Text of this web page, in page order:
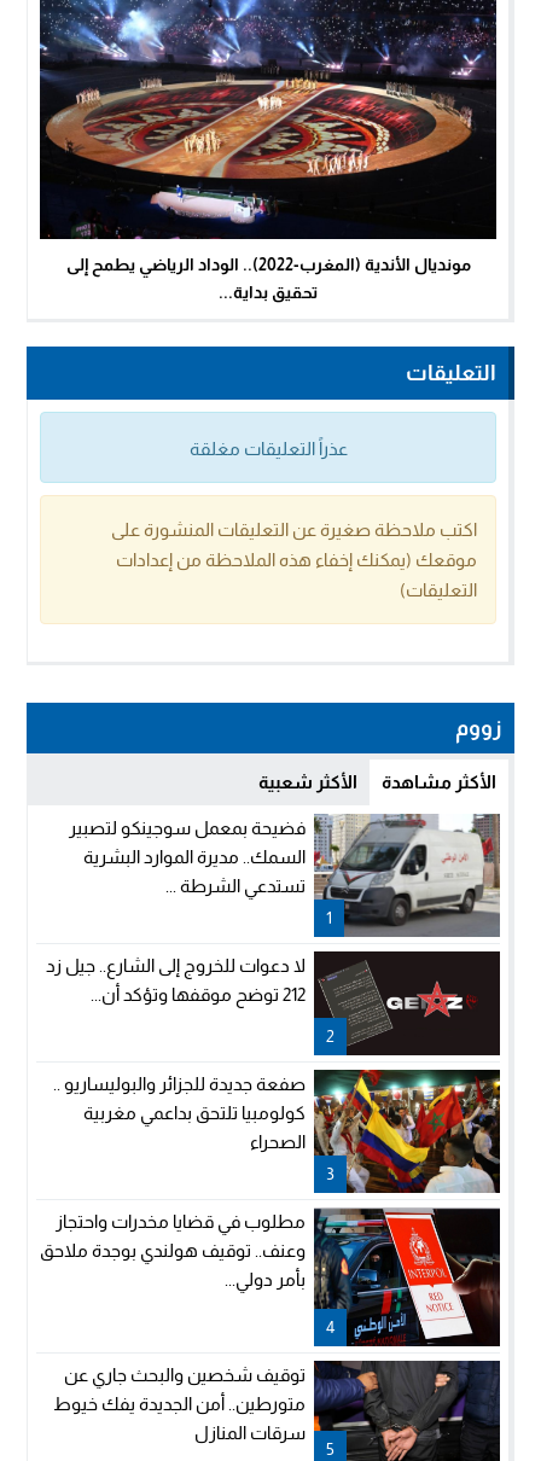
مونديال الأندية (المغرب-2022).. الوداد الرياضي يطمح إلى
تحقيق بداية...
التعليقات
عذراً التعليقات مغلقة
اكتب ملاحظة صغيرة عن التعليقات المنشورة على
موقعك (يمكنك إخفاء هذه الملاحظة من إعدادات
التعليقات)
زووم
الأكثر مشاهدة الأكثر شعبية
1
فضيحة بمعمل سوجينكو لتصبير
السمك.. مديرة الموارد البشرية
تستدعي الشرطة ...
2
لا دعوات للخروج إلى الشارع.. جيل زد
212 توضح موقفها وتؤكد أن...
3
صفعة جديدة للجزائر والبوليساريو ..
كولومبيا تلتحق بداعمي مغربية
الصحراء
4
مطلوب في قضايا مخدرات واحتجاز
وعنف.. توقيف هولندي بوجدة ملاحق
بأمر دولي...
5
توقيف شخصين والبحث جاري عن
متورطين.. أمن الجديدة يفك خيوط
سرقات المنازل